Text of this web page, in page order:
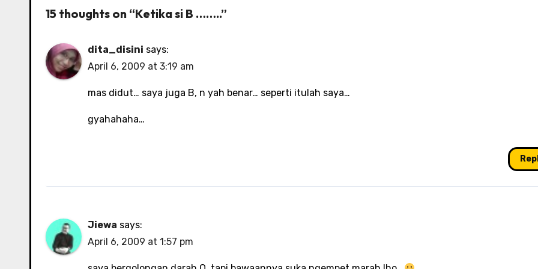
15 thoughts on “Ketika si B ……..”
dita_disini says:
April 6, 2009 at 3:19 am
mas didut… saya juga B, n yah benar… seperti itulah saya…
gyahahaha…
Jiewa says:
April 6, 2009 at 1:57 pm